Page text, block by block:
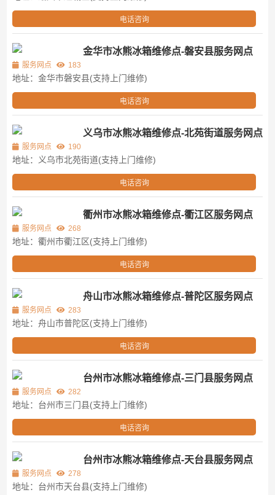
电话咨询
金华市冰熊冰箱维修点-磐安县服务网点
服务网点 183
地址：金华市磐安县(支持上门维修)
电话咨询
义乌市冰熊冰箱维修点-北苑街道服务网点
服务网点 190
地址：义乌市北苑街道(支持上门维修)
电话咨询
衢州市冰熊冰箱维修点-衢江区服务网点
服务网点 268
地址：衢州市衢江区(支持上门维修)
电话咨询
舟山市冰熊冰箱维修点-普陀区服务网点
服务网点 283
地址：舟山市普陀区(支持上门维修)
电话咨询
台州市冰熊冰箱维修点-三门县服务网点
服务网点 282
地址：台州市三门县(支持上门维修)
电话咨询
台州市冰熊冰箱维修点-天台县服务网点
服务网点 278
地址：台州市天台县(支持上门维修)